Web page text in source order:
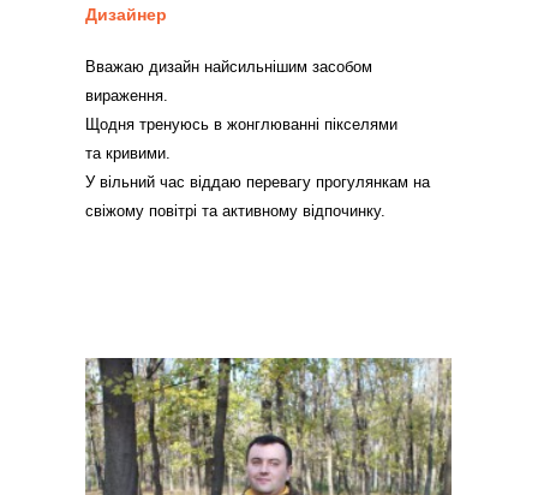
Дизайнер
Вважаю дизайн найсильнішим засобом
вираження.
Щодня тренуюсь в жонглюванні пікселями
та кривими.
У вільний час віддаю перевагу прогулянкам на
свіжому повітрі та активному відпочинку.